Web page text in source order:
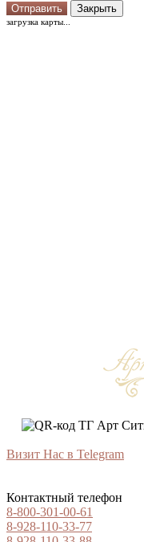
Отправить Закрыть
загрузка карты...
Визит Нас в Telegram
Контактный телефон
8-800-301-00-61
8-928-110-33-77